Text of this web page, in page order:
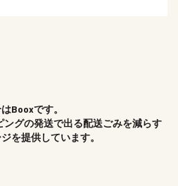
はBooxです。
グの発送で出る配送ごみを減らす
を提供しています。